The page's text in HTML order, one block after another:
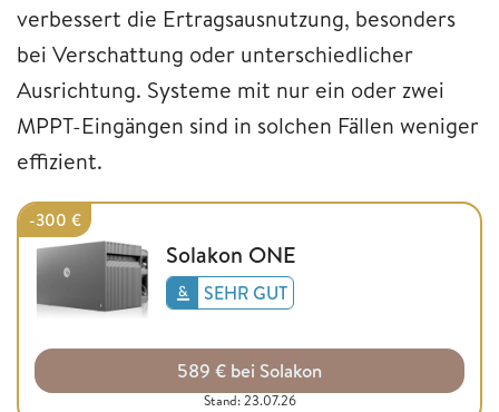
verbessert die Ertragsausnutzung, besonders
bei Verschattung oder unterschiedlicher
Ausrichtung. Systeme mit nur ein oder zwei
MPPT-Eingängen sind in solchen Fällen weniger
effizient.
-300 €
Solakon ONE
SEHR GUT
589 € bei Solakon
Stand: 23.07.26